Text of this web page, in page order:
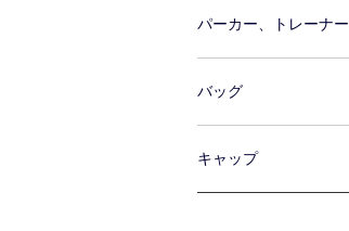
パーカー、トレーナー
バッグ
キャップ